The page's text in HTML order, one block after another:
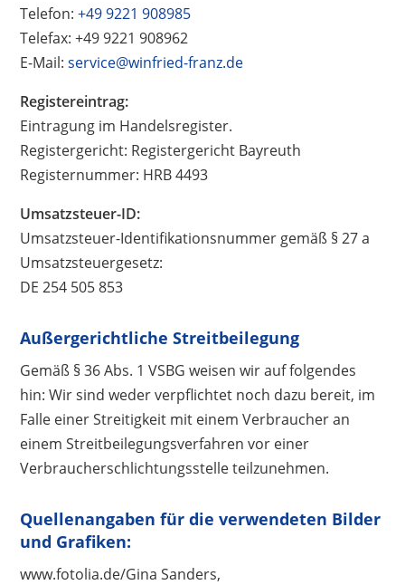
Telefon:+49 9221 908985
Telefax: +49 9221 908962
E-Mail:service@winfried-franz.de
Registereintrag:
Eintragung im Handelsregister.
Registergericht: Registergericht Bayreuth
Registernummer: HRB 4493
Umsatzsteuer-ID:
Umsatzsteuer-Identifikationsnummer gemäß § 27 a
Umsatzsteuergesetz:
DE 254 505 853
Außergerichtliche Streitbeilegung
Gemäß § 36 Abs. 1 VSBG weisen wir auf folgendes
hin: Wir sind weder verpflichtet noch dazu bereit, im
Falle einer Streitigkeit mit einem Verbraucher an
einem Streitbeilegungsverfahren vor einer
Verbraucherschlichtungsstelle teilzunehmen.
Quellenangaben für die verwendeten Bilder
und Grafiken:
www.fotolia.de/Gina Sanders,